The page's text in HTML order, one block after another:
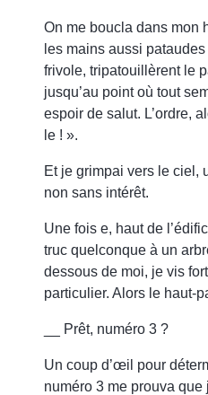
On me boucla dans mon
les mains aussi pataudes
frivole, tripatouillèrent le
jusqu’au point où tout
espoir de salut. L’ordre,
le ! ».
Et je grimpai vers le ciel,
non sans intérêt.
Une fois e, haut de
truc quelconque à un
dessous de moi, je vis
particulier. Alors le haut-
__ Prêt, numéro 3 ?
Un coup d’œil pour
numéro 3 me prouva que